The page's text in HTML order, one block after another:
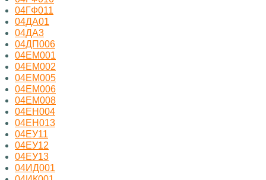
04ГФ011
04ДА01
04ДА3
04ДП006
04ЕМ001
04ЕМ002
04ЕМ005
04ЕМ006
04ЕМ008
04ЕН004
04ЕН013
04ЕУ11
04ЕУ12
04ЕУ13
04ИД001